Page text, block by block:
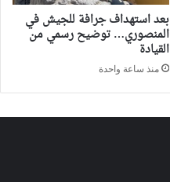
بعد استهداف جرافة للجيش في
المنصوري… توضيح رسمي من
القيادة
منذ ساعة واحدة